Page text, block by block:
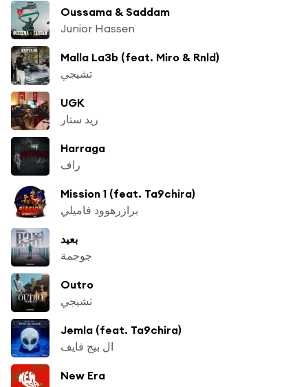
Oussama & Saddam
Junior Hassen
Malla La3b (feat. Miro & Rnld)
تشيجي
UGK
ريد ستار
Harraga
راف
Mission 1 (feat. Ta9chira)
برازرهوود فاميلي
بعيد
جوجمة
Outro
تشيجي
Jemla (feat. Ta9chira)
ال بيج فايف
New Era